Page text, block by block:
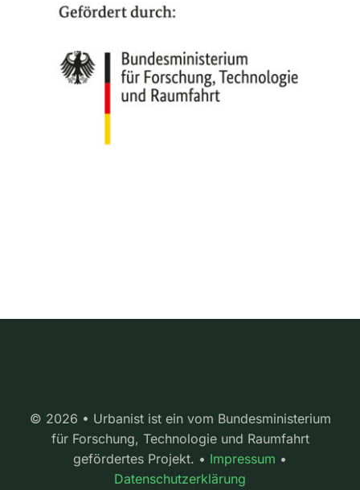
© 2026 • Urbanist ist ein vom Bundesministerium
für Forschung, Technologie und Raumfahrt
gefördertes Projekt. • Impressum •
Datenschutzerklärung